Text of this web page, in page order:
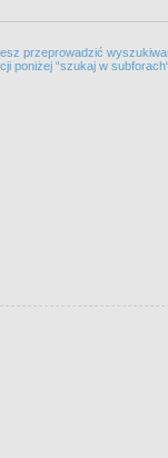
przeprowadzić
poniżej “szukaj w